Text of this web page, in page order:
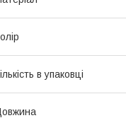
в упаковці